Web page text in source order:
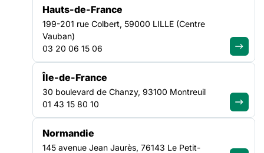
Agissez
localement avec
nos Fédérations
Trouver ma région
Vous avez des
questions ?
Hauts-de-France
199-201 rue Colbert, 59000 LILLE (Centre
Vauban)
03 20 06 15 06
Île-de-France
30 boulevard de Chanzy, 93100 Montreuil
01 43 15 80 10
Normandie
145 avenue Jean Jaurès, 76143 Le Petit-